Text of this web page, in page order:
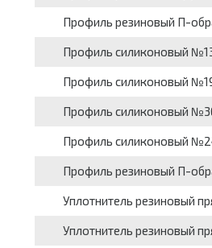
Профиль резиновый П-
Профиль силиконовый
Профиль силиконовый
Профиль силиконовый
Профиль силиконовый
Профиль резиновый П-
Уплотнитель резиновый
Уплотнитель резиновый